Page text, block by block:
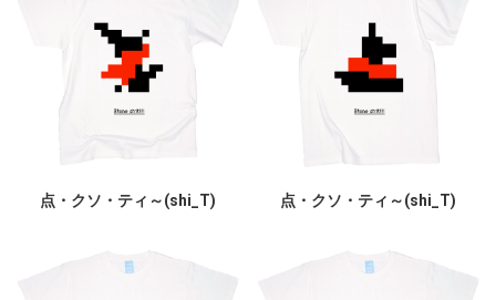
点・クソ・ティ～(shi_T) 点・クソ・ティ～(shi_T)